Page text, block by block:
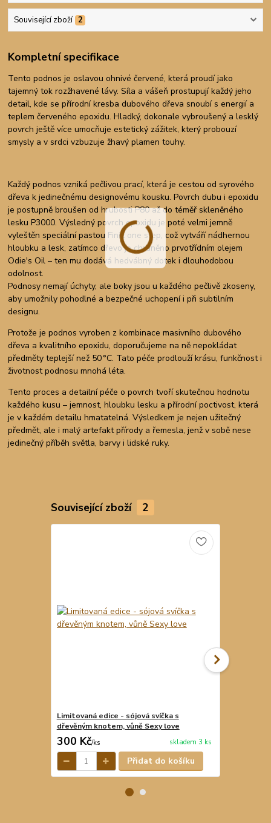
Související zboží 2
Kompletní specifikace
Tento podnos je oslavou ohnivé červené, která proudí jako
tajemný tok rozžhavené lávy. Síla a vášeň prostupují každý jeho
detail, kde se přírodní kresba dubového dřeva snoubí s energií a
teplem červeného epoxidu. Hladký, dokonale vybroušený a lesklý
povrch ještě více umocňuje estetický zážitek, který probouzí
smysly a v srdci vzbuzuje žhavý plamen touhy.
Každý podnos vzniká pečlivou prací, která je cestou od syrového
dřeva k jedinečnému designovému kousku. Povrch dubu i epoxidu
je postupně broušen od hrubosti P80 až do téměř skleněného
lesku P3000. Výsledný povrch epoxidu je poté velmi jemně
vyleštěn speciální pastou Finix one step, což vytváří nádhernou
hloubku a lesk, zatímco dřevo je chráněno prvotřídním olejem
Odie's Oil – ten mu dodává hedvábný dotek i dlouhodobou
odolnost.
Podnosy nemají úchyty, ale boky jsou u každého pečlivě zkoseny,
aby umožnily pohodlné a bezpečné uchopení i při subtilním
designu.
Protože je podnos vyroben z kombinace masivního dubového
dřeva a kvalitního epoxidu, doporučujeme na ně nepokládat
předměty teplejší než 50 °C. Tato péče prodlouží krásu, funkčnost i
životnost podnosu mnohá léta.
Tento proces a detailní péče o povrch tvoří skutečnou hodnotu
každého kusu – jemnost, hloubku lesku a přírodní poctivost, která
je v každém detailu hmatatelná. Výsledkem je nejen užitečný
předmět, ale i malý artefakt přírody a řemesla, jenž v sobě nese
jedinečný příběh světla, barvy i lidské ruky.
Související zboží 2
Limitovaná edice - sójová svíčka s
dřevěným knotem, vůně Sexy love
300 Kč/ks skladem 3 ks
Přidat do košíku